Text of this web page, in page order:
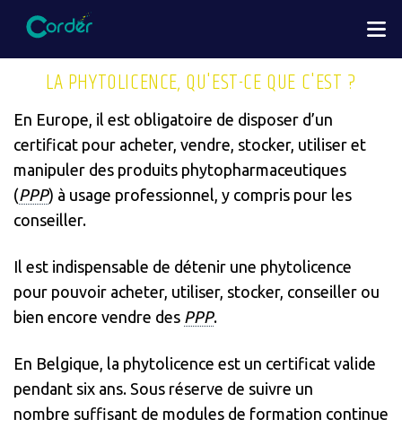
Aller
contenu
principalLA PHYTOLICENCE, QU'EST-CE QUE C'EST ?
En Europe, il est obligatoire de disposer d’un
certificat pour acheter, vendre, stocker, utiliser et
manipuler des produits phytopharmaceutiques
(PPP) à usage professionnel, y compris pour les
conseiller.
Il est indispensable de détenir une phytolicence
pour pouvoir acheter, utiliser, stocker, conseiller ou
bien encore vendre des PPP.
En Belgique, la phytolicence est un certificat valide
pendant six ans. Sous réserve de suivre un
nombre suffisant de modules de formation continue